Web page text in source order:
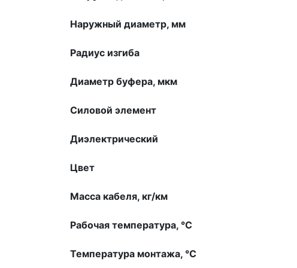
Наружный диаметр, мм
Радиус изгиба
Диаметр буфера, мкм
Силовой элемент
Диэлектрический
Цвет
Масса кабеля, кг/км
Рабочая температура, °С
Температура монтажа, °С